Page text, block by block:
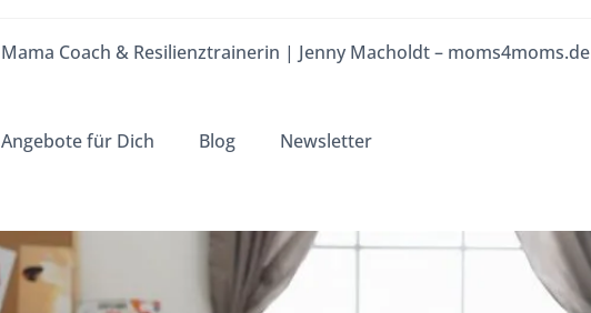
Mama Coach & Resilienztrainerin | Jenny Macholdt – moms4moms.de
Angebote für Dich Blog Newsletter